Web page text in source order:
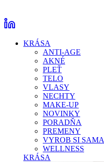
KRÁSA
ANTI-AGE
AKNÉ
PLEŤ
TELO
VLASY
NECHTY
MAKE-UP
NOVINKY
PORADŇA
PREMENY
VYROB SI SAMA
WELLNESS
KRÁSA